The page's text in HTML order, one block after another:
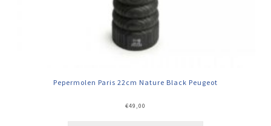
Pepermolen Paris 22cm Nature Black Peugeot
€49,00